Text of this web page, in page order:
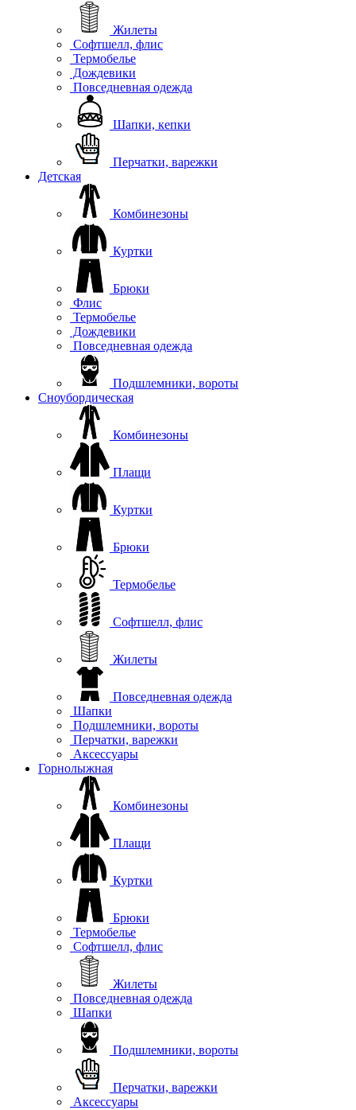
Жилеты
Софтшелл, флис
Термобелье
Дождевики
Повседневная одежда
Шапки, кепки
Перчатки, варежки
Детская
Комбинезоны
Куртки
Брюки
Флис
Термобелье
Дождевики
Повседневная одежда
Подшлемники, вороты
Сноубордическая
Комбинезоны
Плащи
Куртки
Брюки
Термобелье
Софтшелл, флис
Жилеты
Повседневная одежда
Шапки
Подшлемники, вороты
Перчатки, варежки
Аксессуары
Горнолыжная
Комбинезоны
Плащи
Куртки
Брюки
Термобелье
Софтшелл, флис
Жилеты
Повседневная одежда
Шапки
Подшлемники, вороты
Перчатки, варежки
Аксессуары